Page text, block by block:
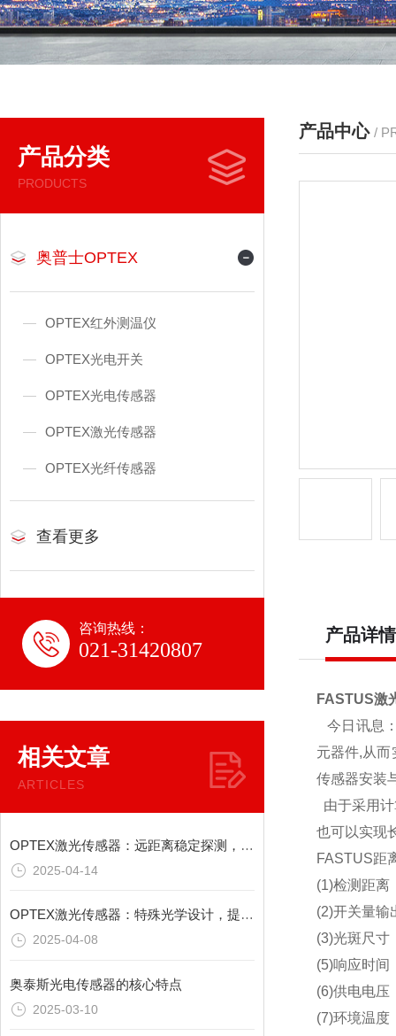
产品分类
PRODUCTS
奥普士OPTEX
OPTEX红外测温仪
OPTEX光电开关
OPTEX光电传感器
OPTEX激光传感器
OPTEX光纤传感器
查看更多
咨询热线：
021-31420807
相关文章
ARTICLES
OPTEX激光传感器：远距离稳定探测，拓展应用范围
2025-04-14
OPTEX激光传感器：特殊光学设计，提升检测效能
2025-04-08
奥泰斯光电传感器的核心特点
2025-03-10
产品中心 /
产品详情
FASTUS激
今日讯息
元器件,从
传感器安装
由于采用
也可以实现
FASTUS距
(1)检测距离
(2)开关量输
(3)光斑尺寸
(5)响应时间
(6)供电电压
(7)环境温